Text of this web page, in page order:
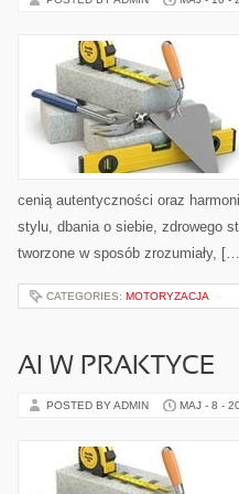
cenią autentyczności oraz
stylu, dbania o siebie, zdrowego
tworzone w sposób zrozumiały,
CATEGORIES: MOTORYZACJA
AI W PRAKTYCE
POSTED BY ADMIN MAJ - 8 -